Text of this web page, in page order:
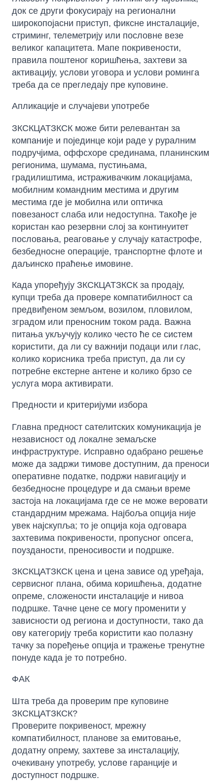
док се други фокусирају на регионални
широкопојасни приступ, фиксне инсталације,
стриминг, телеметрију или пословне везе
великог капацитета. Мапе покривености,
правила поштеног коришћења, захтеви за
активацију, услови уговора и услови роминга
треба да се прегледају пре куповине.
Апликације и случајеви употребе
ЗКСКЦАТЗКСК може бити релевантан за
компаније и појединце који раде у руралним
подручјима, оффсхоре срединама, планинским
регионима, шумама, пустињама,
градилиштима, истраживачким локацијама,
мобилним командним местима и другим
местима где је мобилна или оптичка
повезаност слаба или недоступна. Такође је
користан као резервни слој за континуитет
пословања, реаговање у случају катастрофе,
безбедносне операције, транспортне флоте и
даљинско праћење имовине.
Када упоређују ЗКСКЦАТЗКСК за продају,
купци треба да провере компатибилност са
предвиђеном земљом, возилом, пловилом,
зградом или преносним током рада. Важна
питања укључују колико често ће се систем
користити, да ли су важнији подаци или глас,
колико корисника треба приступ, да ли су
потребне екстерне антене и колико брзо се
услуга мора активирати.
Предности и критеријуми избора
Главна предност сателитских комуникација је
независност од локалне земаљске
инфраструктуре. Исправно одабрано решење
може да задржи тимове доступним, да преноси
оперативне податке, подржи навигацију и
безбедносне процедуре и да смањи време
застоја на локацијама где се не може веровати
стандардним мрежама. Најбоља опција није
увек најскупља; то је опција која одговара
захтевима покривености, пропусног опсега,
поузданости, преносивости и подршке.
ЗКСКЦАТЗКСК цена и цена зависе од уређаја,
сервисног плана, обима коришћења, додатне
опреме, сложености инсталације и нивоа
подршке. Тачне цене се могу променити у
зависности од региона и доступности, тако да
ову категорију треба користити као полазну
тачку за поређење опција и тражење тренутне
понуде када је то потребно.
ФАК
Шта треба да проверим пре куповине
ЗКСКЦАТЗКСК?
Проверите покривеност, мрежну
компатибилност, планове за емитовање,
додатну опрему, захтеве за инсталацију,
очекивану употребу, услове гаранције и
доступност подршке.